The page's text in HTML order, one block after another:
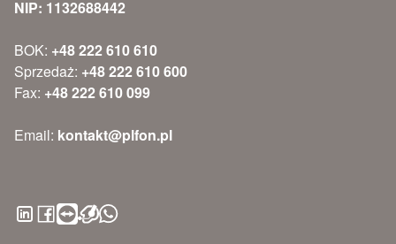
NIP: 1132688442
BOK: +48 222 610 610
Sprzedaż: +48 222 610 600
Fax: +48 222 610 099
Email: kontakt@plfon.pl